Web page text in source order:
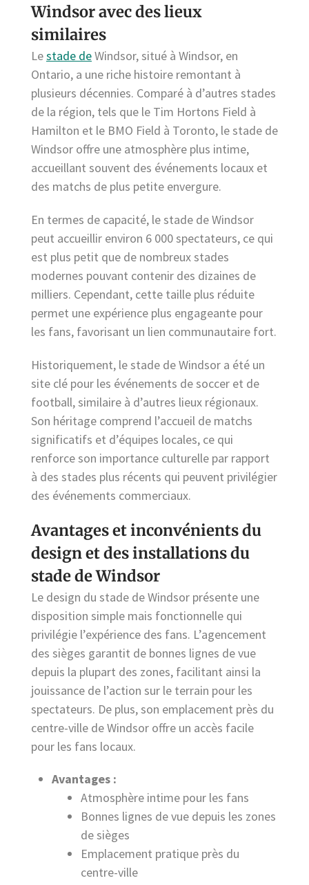
Windsor avec des lieux
similaires
Lestade deWindsor, situé à Windsor, en
Ontario, a une riche histoire remontant à
plusieurs décennies. Comparé à d’autres stades
de la région, tels que le Tim Hortons Field à
Hamilton et le BMO Field à Toronto, le stade de
Windsor offre une atmosphère plus intime,
accueillant souvent des événements locaux et
des matchs de plus petite envergure.
En termes de capacité, le stade de Windsor
peut accueillir environ 6 000 spectateurs, ce qui
est plus petit que de nombreux stades
modernes pouvant contenir des dizaines de
milliers. Cependant, cette taille plus réduite
permet une expérience plus engageante pour
les fans, favorisant un lien communautaire fort.
Historiquement, le stade de Windsor a été un
site clé pour les événements de soccer et de
football, similaire à d’autres lieux régionaux.
Son héritage comprend l’accueil de matchs
significatifs et d’équipes locales, ce qui
renforce son importance culturelle par rapport
à des stades plus récents qui peuvent privilégier
des événements commerciaux.
Avantages et inconvénients du
design et des installations du
stade de Windsor
Le design du stade de Windsor présente une
disposition simple mais fonctionnelle qui
privilégie l’expérience des fans. L’agencement
des sièges garantit de bonnes lignes de vue
depuis la plupart des zones, facilitant ainsi la
jouissance de l’action sur le terrain pour les
spectateurs. De plus, son emplacement près du
centre-ville de Windsor offre un accès facile
pour les fans locaux.
Avantages :
Atmosphère intime pour les fans
Bonnes lignes de vue depuis les zones
de sièges
Emplacement pratique près du
centre-ville